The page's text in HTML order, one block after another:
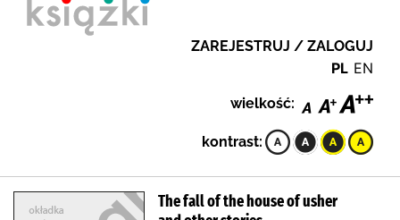
ZAREJESTRUJ / ZALOGUJ
PL EN
wielkość:
kontrast:
The fall of the house of usher